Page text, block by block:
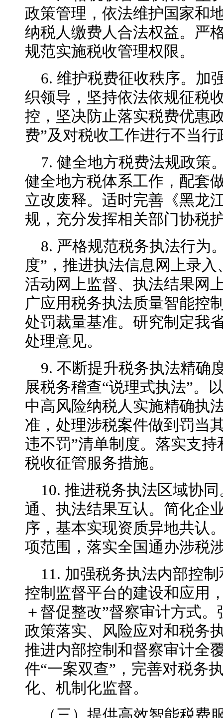
政策管理，依法维护国家和
纳税人缴费人合法权益。严
规范实施税收管理权限。
6. 维护税费征收秩序。加
织领导，坚持依法依规征税
控，坚决防止落实税费优惠
费”及对税收工作进行不当
7. 健全地方税费法规政策
健全地方税体系工作，配套
立改废释。适时完善《黑龙
规，充分发挥相关部门协税
8. 严格规范税务执法行为
度”，推进执法信息网上录
活动网上监督、执法结果网
广应用税务执法质量智能控
处罚裁量基准。研究制定我
处理意见。
9. 不断提升税务执法精确
展税务稽查“说理式执法”。
中高风险纳税人实施精确执
准，处理涉税案件做到罚当
违不罚”清单制度。落实支
税收征管服务措施。
10. 推进税务执法区域协
通、执法结果互认。简化企
序，基本实现资质异地共认
项范围，落实全国通办涉税
11. 加强税务执法内部控
控制监督平台的建设和应用
＋督促整改”督察审计方式
政策落实、风险应对和税务
推进内部控制和督察审计全
件“一案双查”，完善对税务
化、机制化监督。